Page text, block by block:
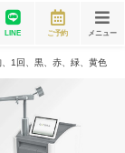
メニュー
ご予約
LINE
1回、黒、赤、緑、黄色